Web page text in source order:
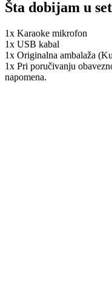
Šta dobijam u
1x Karaoke mikrofon
1x USB kabal
1x Originalna ambalaža
1x Pri poručivanju
napomena.